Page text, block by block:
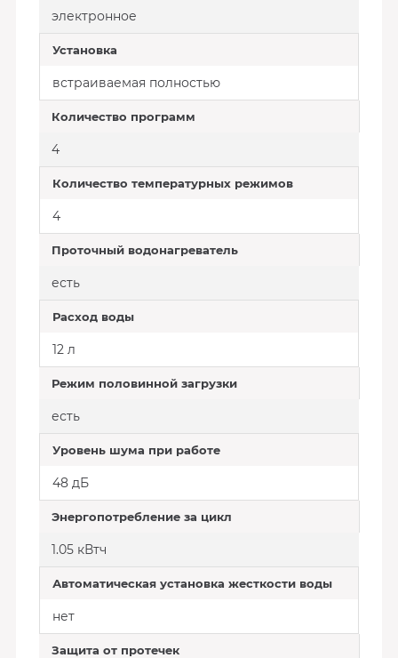
электронное
Установка
встраиваемая полностью
Количество программ
4
Количество температурных режимов
4
Проточный водонагреватель
есть
Расход воды
12 л
Режим половинной загрузки
есть
Уровень шума при работе
48 дБ
Энергопотребление за цикл
1.05 кВтч
Автоматическая установка жесткости воды
нет
Защита от протечек